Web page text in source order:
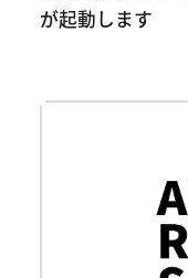
が起動します